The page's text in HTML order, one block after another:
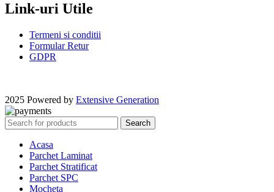
Link-uri Utile
Termeni si conditii
Formular Retur
GDPR
2025 Powered by Extensive Generation
Search
Acasa
Parchet Laminat
Parchet Stratificat
Parchet SPC
Mocheta